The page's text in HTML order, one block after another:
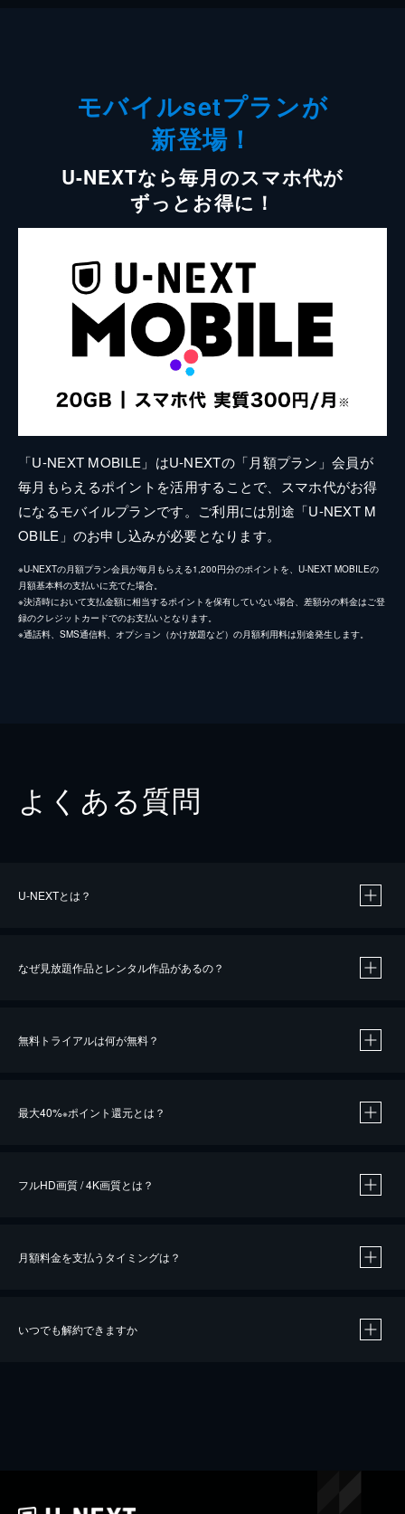
モバイルsetプランが
新登場！
U-NEXTなら毎月のスマホ代が
ずっとお得に！
「U-NEXT MOBILE」はU-NEXTの「月額プラン」会員が
毎月もらえるポイントを活用することで、スマホ代がお得
になるモバイルプランです。ご利用には別途「U-NEXT M
OBILE」のお申し込みが必要となります。
※U-NEXTの月額プラン会員が毎月もらえる1,200円分のポイントを、U-NEXT MOBILEの
月額基本料の支払いに充てた場合。
※決済時において支払金額に相当するポイントを保有していない場合、差額分の料金はご登
録のクレジットカードでのお支払いとなります。
※通話料、SMS通信料、オプション（かけ放題など）の月額利用料は別途発生します。
よくある質問
U-NEXTとは？
なぜ見放題作品とレンタル作品があるの？
無料トライアルは何が無料？
最大40%※ポイント還元とは？
※40％ポイント還元の対象は、クレジットカード決済による作品の購入 / レンタルです。
iOSアプリのUコイン決済による作品の購入 / レンタルは、20％のポイント還元です。
フルHD画質 / 4K画質とは？
月額料金を支払うタイミングは？
いつでも解約できますか